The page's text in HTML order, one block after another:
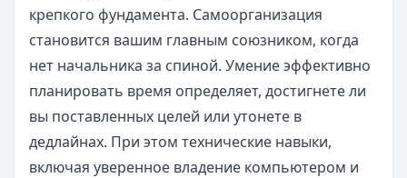
крепкого фундамента. Самоорганизация
становится вашим главным союзником, когда
нет начальника за спиной. Умение эффективно
планировать время определяет, достигнете ли
вы поставленных целей или утонете в
дедлайнах. При этом технические навыки,
включая уверенное владение компьютером и